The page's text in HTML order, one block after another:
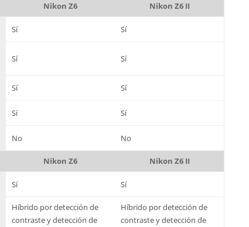
Nikon Z6 Nikon Z6 II
Sí Sí
Sí Sí
Sí Sí
Sí Sí
No No
Nikon Z6 Nikon Z6 II
Sí Sí
Híbrido por detección de
contraste y detección de
Híbrido por detección de
contraste y detección de